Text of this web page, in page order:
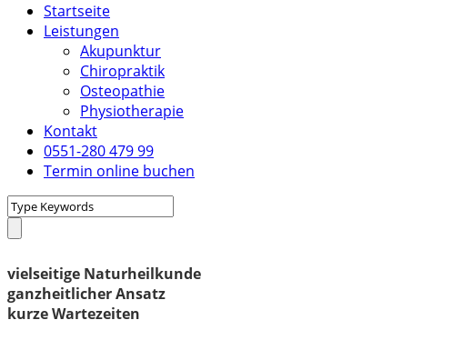
Startseite
Leistungen
Akupunktur
Chiropraktik
Osteopathie
Physiotherapie
Kontakt
0551-280 479 99
Termin online buchen
vielseitige Naturheilkunde
ganzheitlicher Ansatz
kurze Wartezeiten